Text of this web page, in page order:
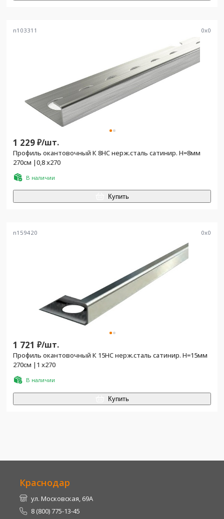
n103311 0x0
1 229₽/шт.
Профиль окантовочный К 8НС нерж.сталь сатинир. H=8мм
270см |0,8 х270
В наличии
Купить
n159420 0x0
1 721 ₽/шт.
Профиль окантовочный К 15НС нерж.сталь сатинир. H=15мм
270см |1 х270
В наличии
Купить
Краснодар
ул. Московская, 69А
8 (800) 775-13-45